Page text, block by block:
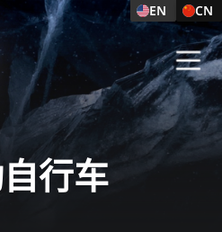
EN CN
行车​